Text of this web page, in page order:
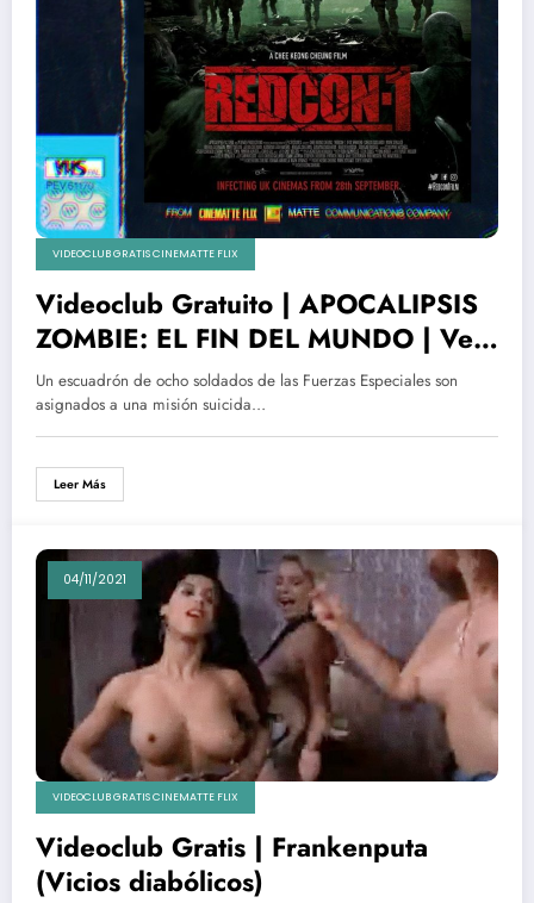
VIDEOCLUB GRATIS CINEMATTE FLIX
Videoclub Gratuito | APOCALIPSIS
ZOMBIE: EL FIN DEL MUNDO | Ver
y descargar
Un escuadrón de ocho soldados de las Fuerzas Especiales son
asignados a una misión suicida…
Leer Más
04/11/2021
VIDEOCLUB GRATIS CINEMATTE FLIX
Videoclub Gratis | Frankenputa
(Vicios diabólicos)